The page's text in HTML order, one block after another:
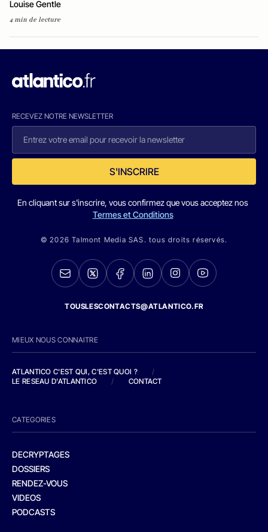
Louise Gentle
4 min de lecture
RECEVEZ NOTRE NEWSLETTER
S'INSCRIRE
En cliquant sur s'inscrire, vous confirmez que vous acceptez nos
Termes et Conditions
© 2026 Talmont Media SAS. tous droits réservés.
TOUSLESCONTACTS@ATLANTICO.FR
MIEUX NOUS CONNAITRE
ATLANTICO C'EST QUI, C'EST QUOI ?
/
LE RESEAU D'ATLANTICO
/ CONTACT
CATEGORIES
DECRYPTAGES
DOSSIERS
RENDEZ-VOUS
VIDEOS
PODCASTS